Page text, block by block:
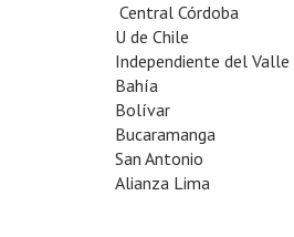
Central Córdoba
U de Chile
Independiente del Valle
Bahía
Bolívar
Bucaramanga
San Antonio
Alianza Lima